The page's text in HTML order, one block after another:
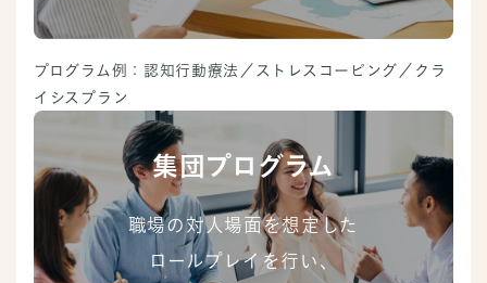
プログラム例：認知行動療法／ストレスコーピング／クラ
イシスプラン
集団プログラム
職場の対人場面を想定した
ロールプレイを行い、